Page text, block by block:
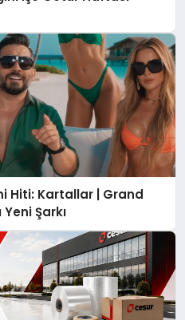
Hiti: Kartallar | Grand
Şarkı